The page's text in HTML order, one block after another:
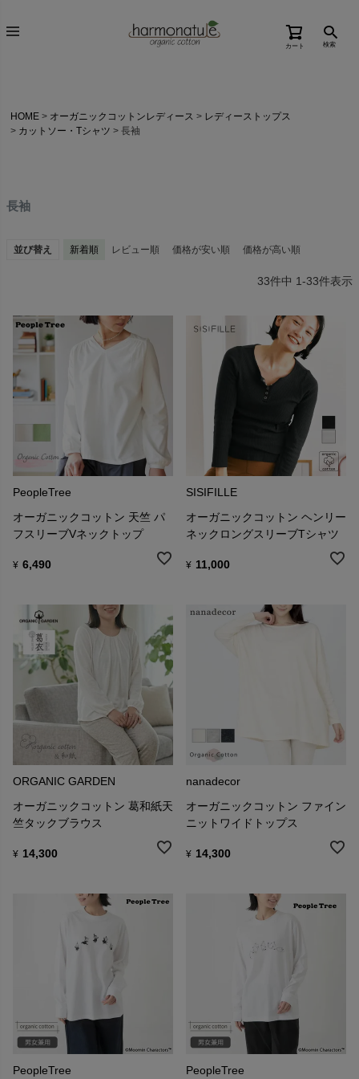
カート 検索
HOME オーガニックコットンレディース
レディーストップス
カットソー・Tシャツ
長袖
長袖
並び替え 新着順 レビュー順 価格が安い順 価格が高い順
33件中 1-33件表示
PeopleTree
オーガニックコットン 天竺 パ
フスリーブVネックトップ
¥ 6,490
SISIFILLE
オーガニックコットン ヘンリー
ネックロングスリーブTシャツ
¥ 11,000
ORGANIC GARDEN
オーガニックコットン 葛和紙天
竺タックブラウス
¥ 14,300
nanadecor
オーガニックコットン ファイン
ニットワイドトップス
¥ 14,300
PeopleTree PeopleTree